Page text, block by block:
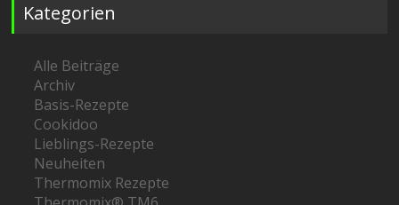
Kategorien
Alle Beiträge
Archiv
Basis-Rezepte
Cookidoo
Lieblings-Rezepte
Neuheiten
Thermomix Rezepte